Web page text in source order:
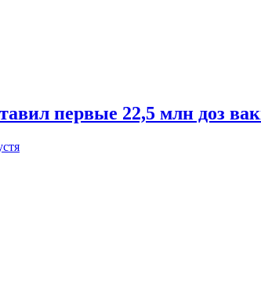
первые 22,5 млн доз